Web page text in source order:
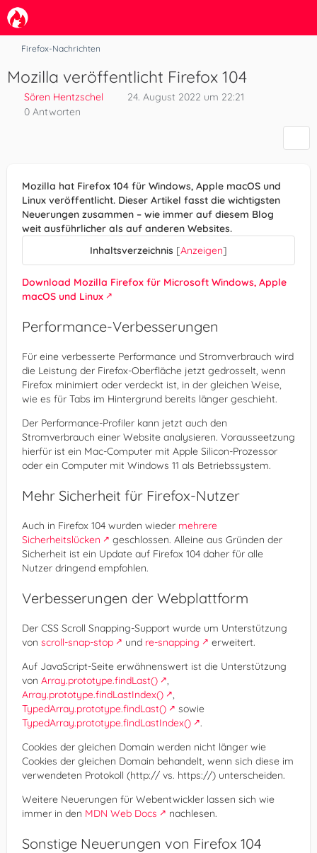
Firefox-Nachrichten
Mozilla veröffentlicht Firefox 104
Sören Hentzschel
24. August 2022 um 22:21
0 Antworten
Mozilla hat Firefox 104 für Windows, Apple macOS und
Linux veröffentlicht. Dieser Artikel fasst die wichtigsten
Neuerungen zusammen – wie immer auf diesem Blog
weit ausführlicher als auf anderen Websites.
Inhaltsverzeichnis [Anzeigen]
Download Mozilla Firefox für Microsoft Windows, Apple
macOS und Linux
Performance-Verbesserungen
Für eine verbesserte Performance und Stromverbrauch wird
die Leistung der Firefox-Oberfläche jetzt gedrosselt, wenn
Firefox minimiert oder verdeckt ist, in der gleichen Weise,
wie es für Tabs im Hintergrund bereits länger geschieht.
Der Performance-Profiler kann jetzt auch den
Stromverbrauch einer Website analysieren. Vorausseetzung
hierfür ist ein Mac-Computer mit Apple Silicon-Prozessor
oder ein Computer mit Windows 11 als Betriebssystem.
Mehr Sicherheit für Firefox-Nutzer
Auch in Firefox 104 wurden wieder mehrere
Sicherheitslücken
geschlossen. Alleine aus Gründen der
Sicherheit ist ein Update auf Firefox 104 daher für alle
Nutzer dringend empfohlen.
Verbesserungen der Webplattform
Der CSS Scroll Snapping-Support wurde um Unterstützung
von scroll-snap-stop und re-snapping
erweitert.
Auf JavaScript-Seite erwähnenswert ist die Unterstützung
von Array.prototype.findLast()
,
Array.prototype.findLastIndex()
,
TypedArray.prototype.findLast()
sowie
TypedArray.prototype.findLastIndex()
.
Cookies der gleichen Domain werden nicht länger wie
Cookies der gleichen Domain behandelt, wenn sich diese im
verwendeten Protokoll (http:// vs. https://) unterscheiden.
Weitere Neuerungen für Webentwickler lassen sich wie
immer in den MDN Web Docs nachlesen.
Sonstige Neuerungen von Firefox 104